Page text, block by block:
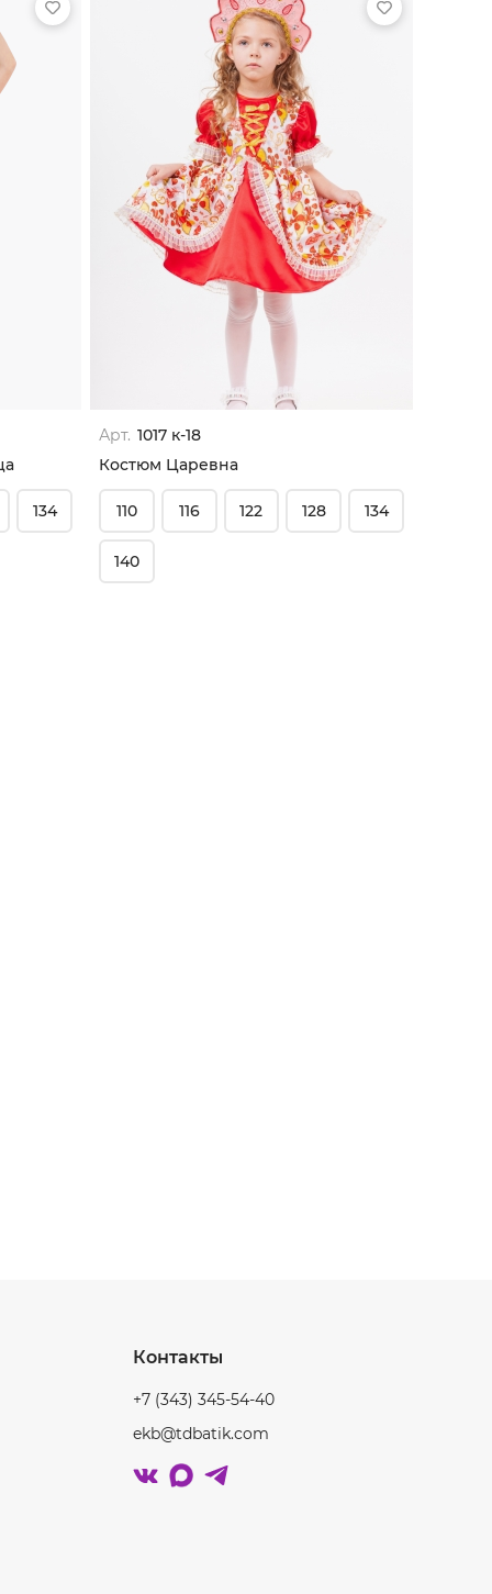
134
Арт. 1017 к-18
Костюм Царевна
110 116 122 128 134
140
Контакты
+7 (343) 345-54-40
ekb@tdbatik.com